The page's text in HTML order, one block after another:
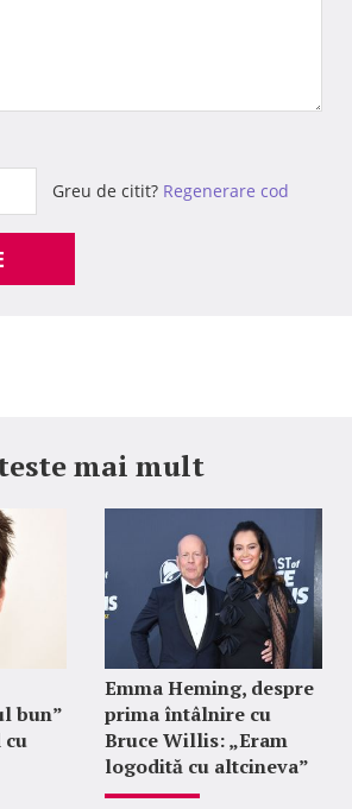
Greu de citit? Regenerare cod
mai mult
bun”
cu
Emma Heming, despre
prima întâlnire cu
Bruce Willis: „Eram
logodită cu altcineva”